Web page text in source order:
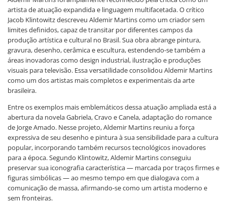
artista de atuação expandida e linguagem multifacetada. O crítico
Jacob Klintowitz descreveu Aldemir Martins como um criador sem
limites definidos, capaz de transitar por diferentes campos da
produção artística e cultural no Brasil. Sua obra abrange pintura,
gravura, desenho, cerâmica e escultura, estendendo-se também a
áreas inovadoras como design industrial, ilustração e produções
visuais para televisão. Essa versatilidade consolidou Aldemir Martins
como um dos artistas mais completos e experimentais da arte
brasileira.
Entre os exemplos mais emblemáticos dessa atuação ampliada está a
abertura da novela Gabriela, Cravo e Canela, adaptação do romance
de Jorge Amado. Nesse projeto, Aldemir Martins reuniu a força
expressiva de seu desenho e pintura à sua sensibilidade para a cultura
popular, incorporando também recursos tecnológicos inovadores
para a época. Segundo Klintowitz, Aldemir Martins conseguiu
preservar sua iconografia característica — marcada por traços firmes e
figuras simbólicas — ao mesmo tempo em que dialogava com a
comunicação de massa, afirmando-se como um artista moderno e
sem fronteiras.